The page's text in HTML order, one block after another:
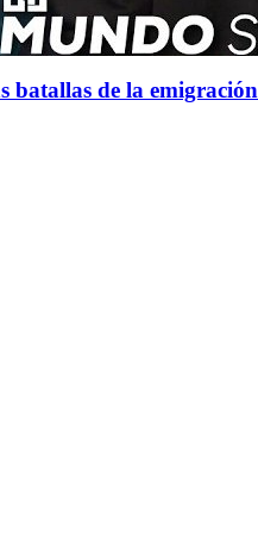
batallas de la emigración